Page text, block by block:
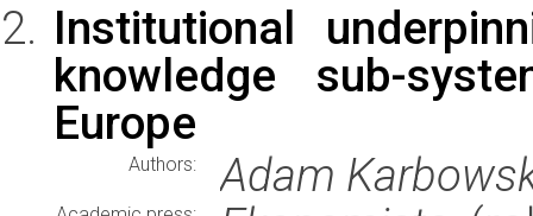
Institutional
knowledge sub-
Europe
Authors: Adam